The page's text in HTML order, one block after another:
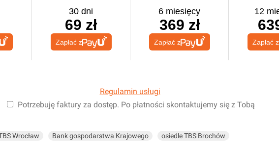
30 dni
69 zł
Zapłać z
6 miesięcy
369 zł
Zapłać z
12
Zapłać z
Regulamin usługi
Potrzebuję faktury za dostęp. Po płatności skontaktujemy się z Tobą
Wrocław Bank gospodarstwa Krajowego osiedle TBS Brochów